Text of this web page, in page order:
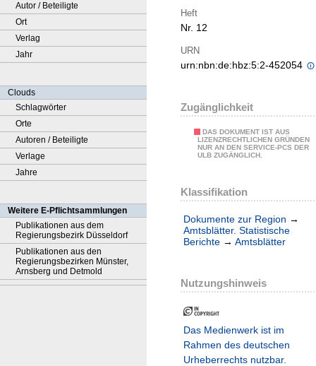
Autor / Beteiligte
Ort
Verlag
Jahr
Clouds
Schlagwörter
Orte
Autoren / Beteiligte
Verlage
Jahre
Weitere E-Pflichtsammlungen
Publikationen aus dem
Regierungsbezirk Düsseldorf
Publikationen aus den
Regierungsbezirken Münster,
Arnsberg und Detmold
Heft
Nr. 12
URN
urn:nbn:de:hbz:5:2-452054
Zugänglichkeit
DAS DOKUMENT IST AUS
LIZENZRECHTLICHEN GRÜNDEN
NUR AN DEN SERVICE-PCS DER
ULB ZUGÄNGLICH.
Klassifikation
Dokumente zur Region →
Amtsblätter. Statistische
Berichte → Amtsblätter
Nutzungshinweis
Das Medienwerk ist im
Rahmen des deutschen
Urheberrechts nutzbar.